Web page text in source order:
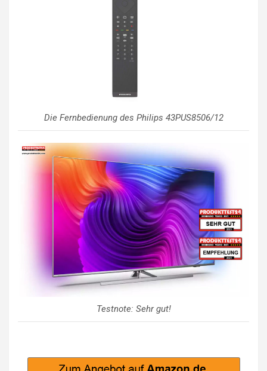
Die Fernbedienung des Philips 43PUS8506/12
Testnote: Sehr gut!